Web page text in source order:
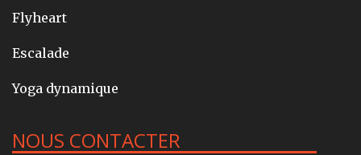
Flyheart
Escalade
Yoga dynamique
NOUS CONTACTER